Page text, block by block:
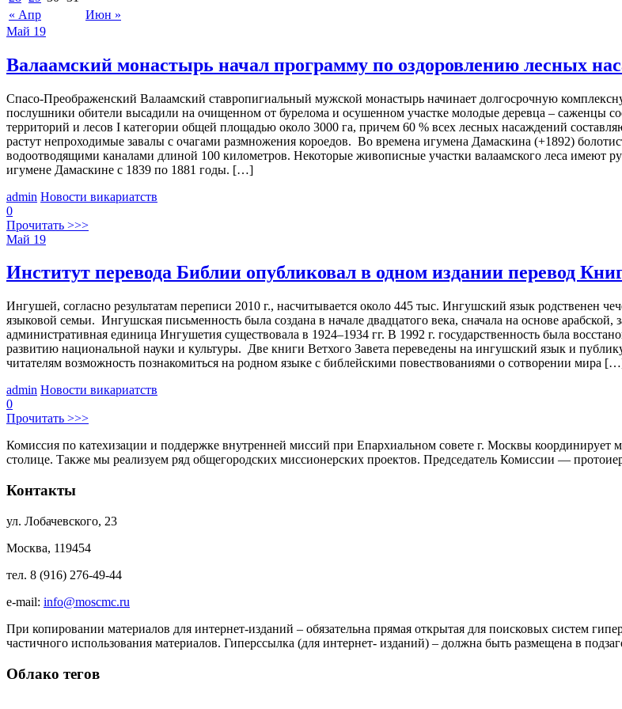
« Апр Июн »
Май 19
Валаамский монастырь начал программу по оздоровлению лесных
Спасо-Преображенский Валаамский ставропигиальный мужской монастырь начинает долгосрочную
послушники обители высадили на очищенном от бурелома и осушенном участке молодые деревца – саженцы
территорий и лесов I категории общей площадью около 3000 га, причем 60 % всех лесных насаждений
растут непроходимые завалы с очагами размножения короедов. Во времена игумена Дамаскина (+1892)
водоотводящими каналами длиной 100 километров. Некоторые живописные участки валаамского леса имеют
игумене Дамаскине с 1839 по 1881 годы. […]
admin Новости викариатств
0
Прочитать >>>
Май 19
Институт перевода Библии опубликовал в одном издании перевод
Ингушей, согласно результатам переписи 2010 г., насчитывается около 445 тыс. Ингушский язык родственен
языковой семьи. Ингушская письменность была создана в начале двадцатого века, сначала на основе
административная единица Ингушетия существовала в 1924–1934 гг. В 1992 г. государственность была
развитию национальной науки и культуры. Две книги Ветхого Завета переведены на ингушский язык и
читателям возможность познакомиться на родном языке с библейскими повествованиями о сотворении мира
admin Новости викариатств
0
Прочитать >>>
Комиссия по катехизации и поддержке внутренней миссий при Епархиальном совете г. Москвы координирует
столице. Также мы реализуем ряд общегородских миссионерских проектов. Председатель Комиссии —
Контакты
ул. Лобачевского, 23
Москва, 119454
тел. 8 (916) 276-49-44
e-mail: info@moscmc.ru
При копировании материалов для интернет-изданий – обязательна прямая открытая для поисковых систем
частичного использования материалов. Гиперссылка (для интернет- изданий) – должна быть размещена в
Облако тегов